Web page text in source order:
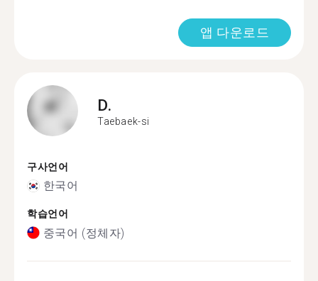
앱 다운로드
D.
Taebaek-si
구사언어
한국어
학습언어
중국어 (정체자)